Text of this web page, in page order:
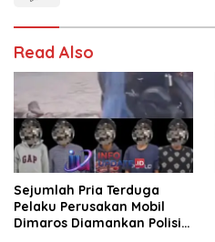
Read Also
Sejumlah Pria Terduga
Pelaku Perusakan Mobil
Dimaros Diamankan Polisi.